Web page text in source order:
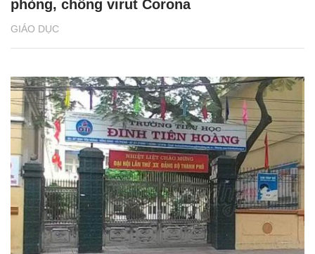
GIÁO DỤC
phòng, chống virut Corona